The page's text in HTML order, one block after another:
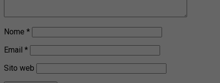
Nome *
Email *
Sito web